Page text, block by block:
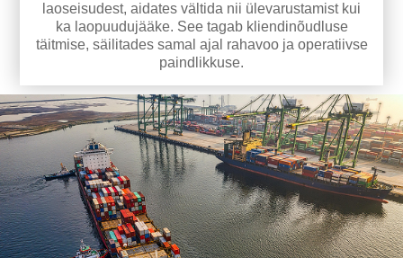
laoseisudest, aidates vältida nii ülevarustamist kui
ka laopuudujääke. See tagab kliendinõudluse
täitmise, säilitades samal ajal rahavoo ja operatiivse
paindlikkuse.